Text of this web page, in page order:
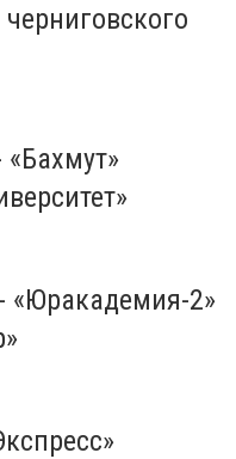
«Юракадемия-2»